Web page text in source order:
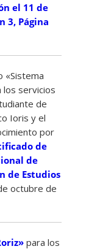
el 11 de
3, Página
«Sistema
los servicios
de
Ioris y el
por
de
de
de Estudios
octubre de
para los